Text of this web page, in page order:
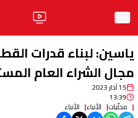
الأخبار
آراء
فيديو
ياسين: لبناء قدرات
مجال الشراء العام
15 آذار 2023
13:39
محلّيات الأنباء الأنباء